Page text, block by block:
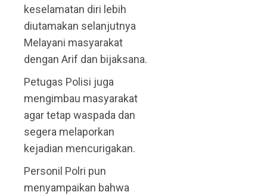
keselamatan diri lebih
diutamakan selanjutnya
Melayani masyarakat
dengan Arif dan bijaksana.
Petugas Polisi juga
mengimbau masyarakat
agar tetap waspada dan
segera melaporkan
kejadian mencurigakan.
Personil Polri pun
menyampaikan bahwa